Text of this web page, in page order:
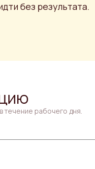
без результата.
течение рабочего дня.